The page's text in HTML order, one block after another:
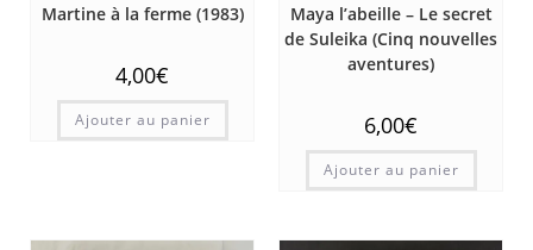
Martine à la ferme (1983)
4,00€
Ajouter au panier
Maya l’abeille – Le secret
de Suleika (Cinq nouvelles
aventures)
6,00€
Ajouter au panier